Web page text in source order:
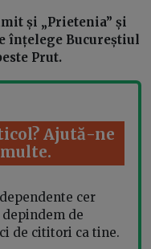
și „Prietenia” și
înțelege Bucureștiul
Prut.
Ajută-ne
cer
de
de cititori ca tine.